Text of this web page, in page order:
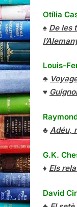
Otília
♠ De les
Louis-
♣
♥
♣ Adéu,
G.K.
♦ Els
David